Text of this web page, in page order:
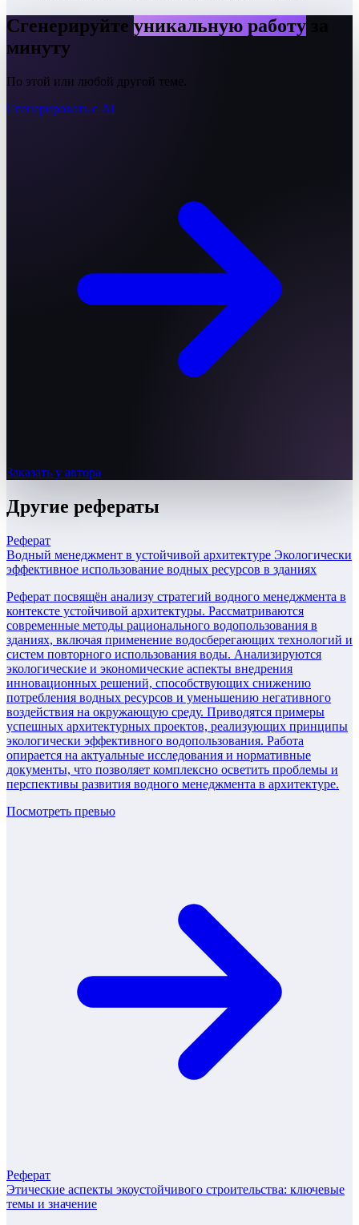
Сгенерируйте уникальную работу
минуту
По этой или любой другой теме.
Сгенерировать с AI
Заказать у автора
Другие рефераты
Реферат
Водный менеджмент в устойчивой архитектуре Экологически
эффективное использование водных ресурсов в зданиях
Реферат посвящён анализу стратегий водного менеджмента в
контексте устойчивой архитектуры. Рассматриваются
современные методы рационального водопользования в
зданиях, включая применение водосберегающих технологий и
систем повторного использования воды. Анализируются
экологические и экономические аспекты внедрения
инновационных решений, способствующих снижению
потребления водных ресурсов и уменьшению негативного
воздействия на окружающую среду. Приводятся примеры
успешных архитектурных проектов, реализующих принципы
экологически эффективного водопользования. Работа
опирается на актуальные исследования и нормативные
документы, что позволяет комплексно осветить проблемы и
перспективы развития водного менеджмента в архитектуре.
Посмотреть превью
Реферат
Этические аспекты экоустойчивого строительства: ключевые
темы и значение